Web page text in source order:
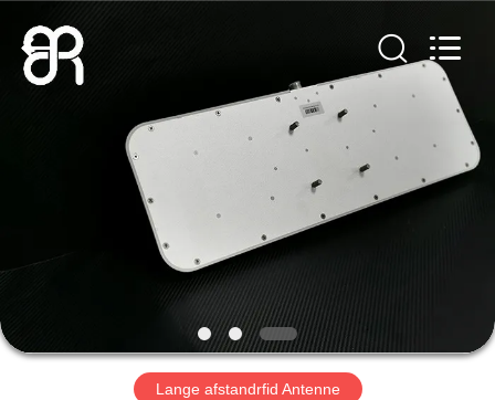
PRODUCTEN
VIDEOS
VR-
SHOW
Technology
Co.,LTD..
Rights
Reserved.
Lange afstandrfid Antenne